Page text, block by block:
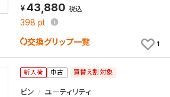
43,880 税込
398 pt
交換グリップ一覧 1
新入荷 中古 買替え割対象
ピン ユーティリティ